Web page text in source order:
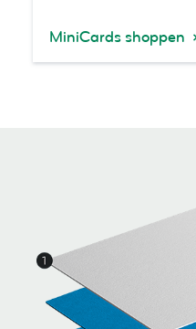
MiniCards shoppen